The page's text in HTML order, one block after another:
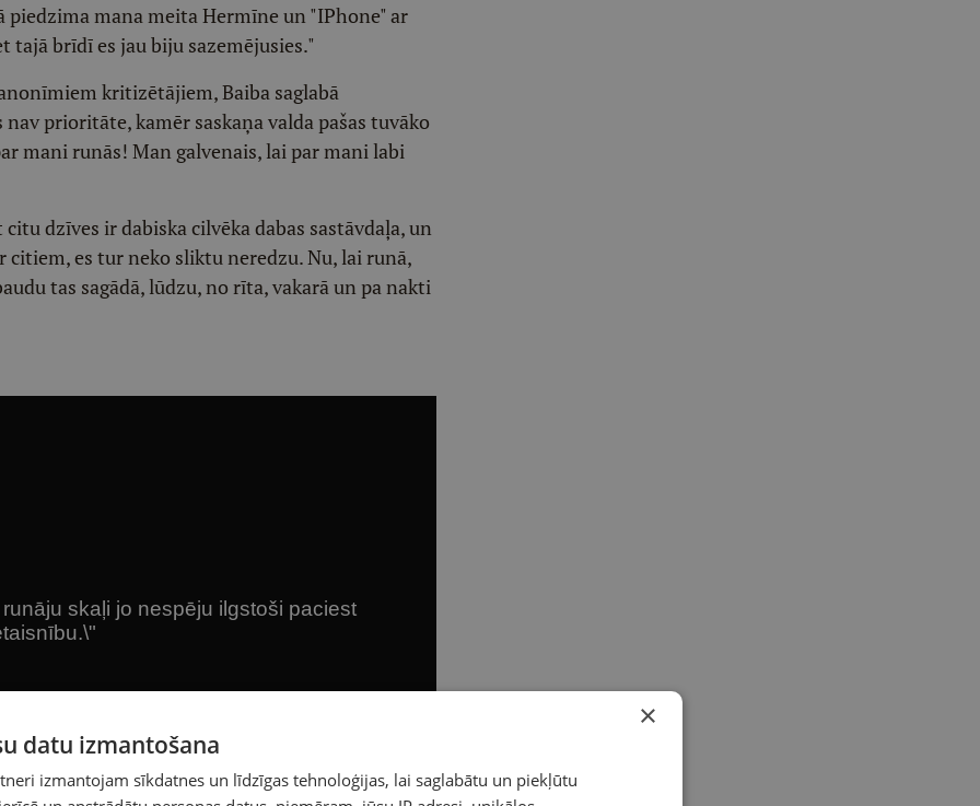
piedzima mana meita Hermīne un "IPhone" ar
tajā brīdī es jau biju sazemējusies."
kritizētājiem, Baiba saglabā
prioritāte, kamēr saskaņa valda pašas tuvāko
mani runās! Man galvenais, lai par mani labi
dzīves ir dabiska cilvēka dabas sastāvdaļa, un
citiem, es tur neko sliktu neredzu. Nu, lai runā,
tas sagādā, lūdzu, no rīta, vakarā un pa nakti
×
datu izmantošana
izmantojam sīkdatnes un līdzīgas tehnoloģijas, lai saglabātu un piekļūtu